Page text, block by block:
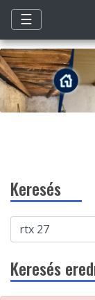
☰
Keresés
Keresés